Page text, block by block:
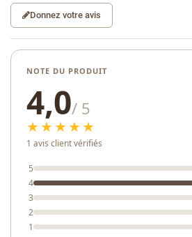
Donnez votre avis
NOTE DU PRODUIT
4,0/ 5
★★★★★
1 avis client vérifiés
5
4
3
2
1